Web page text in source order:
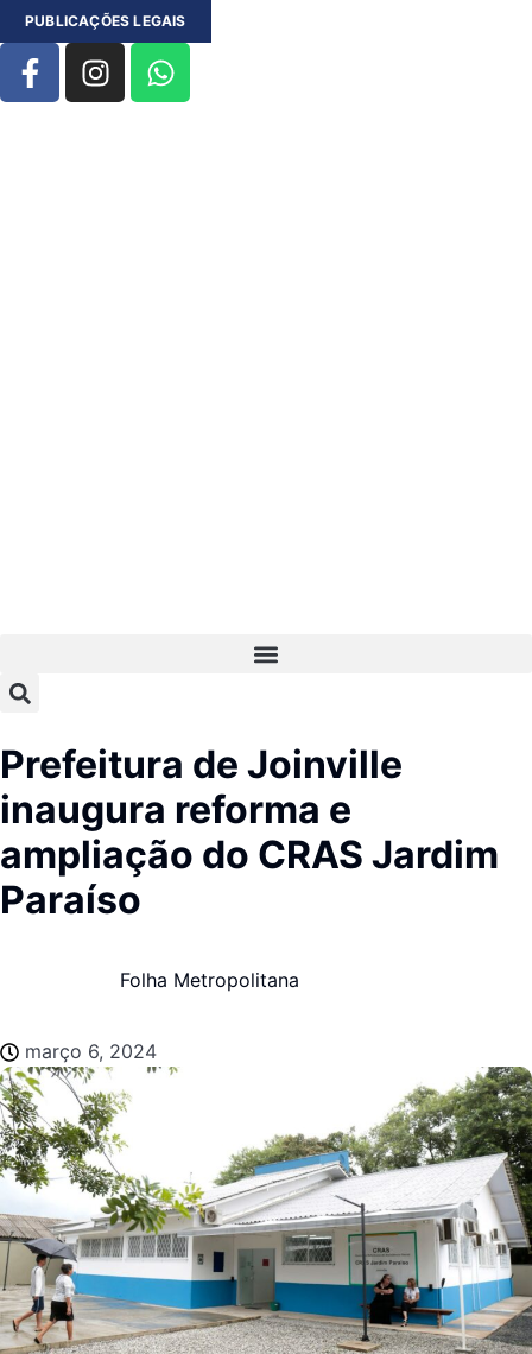
PUBLICAÇÕES LEGAIS
Prefeitura de Joinville
inaugura reforma e
ampliação do CRAS Jardim
Paraíso
Folha Metropolitana
março 6, 2024